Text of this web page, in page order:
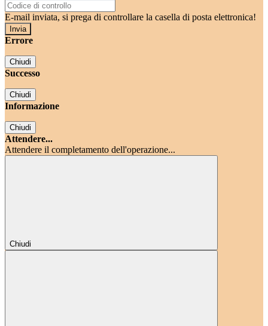
E-mail inviata, si prega di controllare la casella di posta elettronica!
Errore
Chiudi
Successo
Chiudi
Informazione
Chiudi
Attendere...
Attendere il completamento dell'operazione...
Chiudi